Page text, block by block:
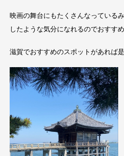
映画の舞台にもたくさんなっている
したような気分になれるのでおすす
滋賀でおすすめのスポットがあれば